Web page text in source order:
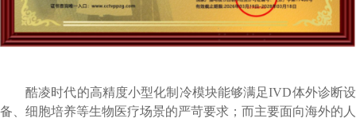
酷凌时代的高精度小型化制冷模块能够满足IVD体外诊断设
备、细胞培养等生物医疗场景的严苛要求；而主要面向海外的人